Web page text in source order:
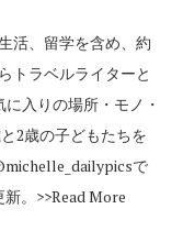
活、留学を含め、約
トラベルライターと
入りの場所・モノ・
2歳の子どもたちを
で
。 >>Read More